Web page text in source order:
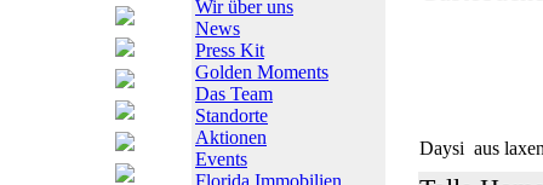
Wir über uns
News
Press Kit
Golden Moments
Das Team
Standorte
Aktionen
Events
Florida Immobilien
Daysi aus